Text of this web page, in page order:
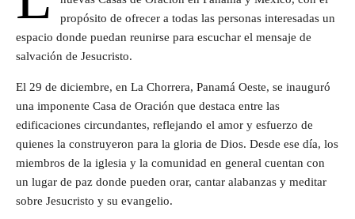
propósito de ofrecer a todas las personas interesadas un
espacio donde puedan reunirse para escuchar el mensaje de
salvación de Jesucristo.
El 29 de diciembre, en La Chorrera, Panamá Oeste, se inauguró
una imponente Casa de Oración que destaca entre las
edificaciones circundantes, reflejando el amor y esfuerzo de
quienes la construyeron para la gloria de Dios. Desde ese día, los
miembros de la iglesia y la comunidad en general cuentan con
un lugar de paz donde pueden orar, cantar alabanzas y meditar
sobre Jesucristo y su evangelio.